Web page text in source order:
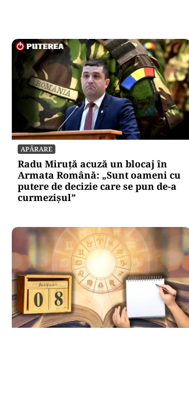
APĂRARE
Radu Miruță acuză un blocaj în
Armata Română: „Sunt oameni cu
putere de decizie care se pun de-a
curmezișul”